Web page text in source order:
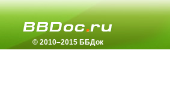
© 2010–2015 ББДок